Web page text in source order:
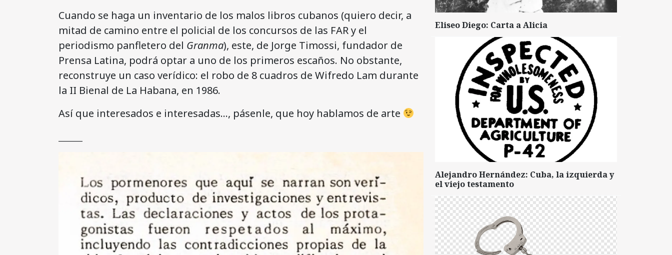
Cuando se haga un inventario de los malos libros cubanos (quiero decir, a
mitad de camino entre el policial de los concursos de las FAR y el
periodismo panfletero del Granma), este, de Jorge Timossi, fundador de
Prensa Latina, podrá optar a uno de los primeros escaños. No obstante,
reconstruye un caso verídico: el robo de 8 cuadros de Wifredo Lam durante
la II Bienal de La Habana, en 1986.
Así que interesados e interesadas…, pásenle, que hoy hablamos de arte
Eliseo Diego: Carta a Alicia
Alejandro Hernández: Cuba, la izquierda y
el viejo testamento